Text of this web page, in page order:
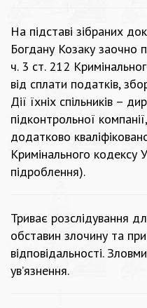
На підставі зібраних
Богдану Козаку заочно
ч. 3 ст. 212
від сплати податків,
Дії їхніх спільників –
підконтрольної
додатково
Кримінального кодексу
підроблення).
Триває розслідування
обставин злочину та
відповідальності.
ув’язнення.